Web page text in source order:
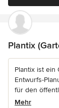
Plantix
Plantix ist ein
Entwurfs-
für den
Mehr